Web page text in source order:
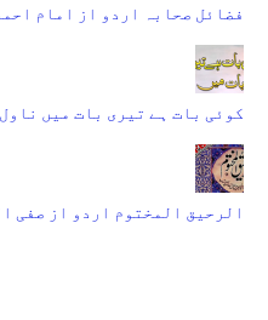
فضائل صحابہ اردو از امام
کوئی بات ہے تیری بات میں
الرحیق المختوم اردو از صفی